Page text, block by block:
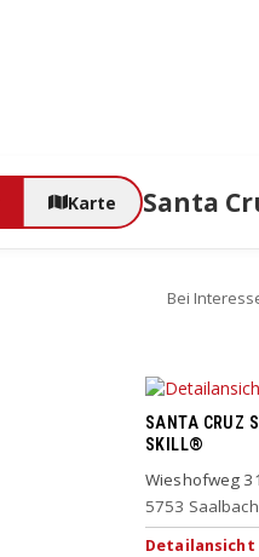
Karte Santa
Bei
SANTA CRUZ
SKILL®
Wieshofweg
5753 Saalbach
Detailansicht